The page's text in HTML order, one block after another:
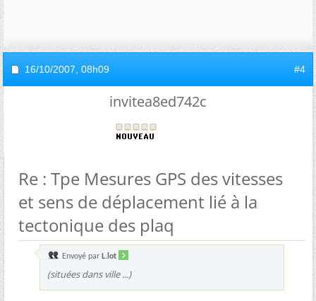
16/10/2007, 08h09 #4
invitea8ed742c
Re : Tpe Mesures GPS des vitesses
et sens de déplacement lié à la
tectonique des plaq
Envoyé par L.lot
(situées dans ville ...)